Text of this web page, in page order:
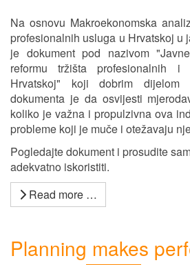
Na osnovu Makroekonomska
profesionalnih usluga u Hrvatskoj u
je dokument pod nazivom
reformu tržišta profesionalnih
Hrvatskoj" koji dobrim
dokumenta je da osvijesti
koliko je važna i propulzivna ova
probleme koji je muče i otežavaju
Pogledajte dokument i prosudite
adekvatno iskoristiti.
Read more …
Planning makes